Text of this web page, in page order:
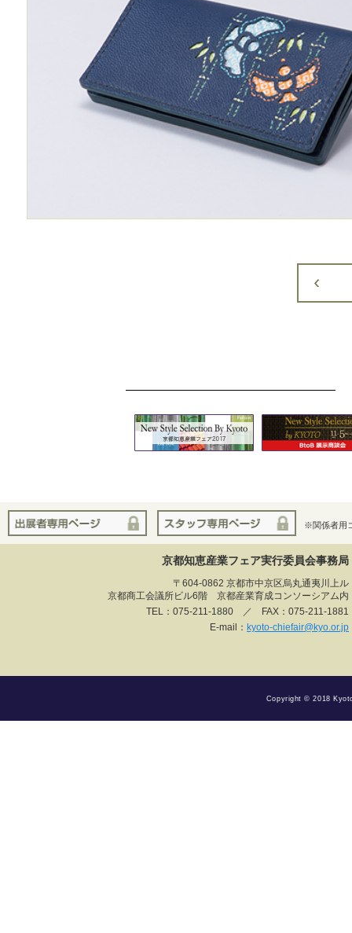
※関係者用
京都知恵産業フェア実行委員会事務局
〒604-0862 京都市中京区烏丸通夷川上ル
京都商工会議所ビル6階 京都産業育成コンソーシアム内
TEL：075-211-1880 ／ FAX：075-211-1881
E-mail： kyoto-chiefair@kyo.or.jp
Copyright © 2018